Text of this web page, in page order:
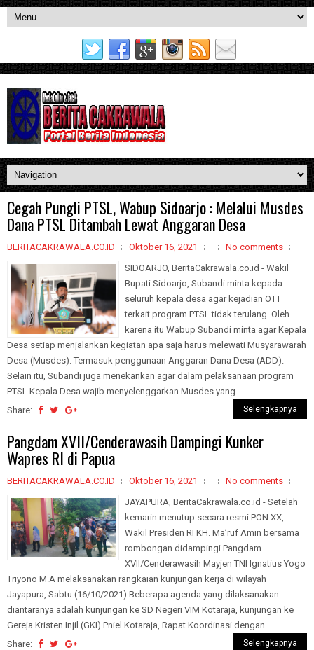
Cegah Pungli PTSL, Wabup Sidoarjo : Melalui Musdes
Dana PTSL Ditambah Lewat Anggaran Desa
BERITACAKRAWALA.CO.ID Oktober 16, 2021
No comments
SIDOARJO, BeritaCakrawala.co.id - Wakil
Bupati Sidoarjo, Subandi minta kepada
seluruh kepala desa agar kejadian OTT
terkait program PTSL tidak terulang. Oleh
karena itu Wabup Subandi minta agar Kepala
Desa setiap menjalankan kegiatan apa saja harus melewati Musyarawarah
Desa (Musdes). Termasuk penggunaan Anggaran Dana Desa (ADD).
Selain itu, Subandi juga menekankan agar dalam pelaksanaan program
PTSL Kepala Desa wajib menyelenggarkan Musdes yang...
Share:
Selengkapnya
Pangdam XVII/Cenderawasih Dampingi Kunker
Wapres RI di Papua
BERITACAKRAWALA.CO.ID Oktober 16, 2021
No comments
JAYAPURA, BeritaCakrawala.co.id - Setelah
kemarin menutup secara resmi PON XX,
Wakil Presiden RI KH. Ma’ruf Amin bersama
rombongan didampingi Pangdam
XVII/Cenderawasih Mayjen TNI Ignatius Yogo
Triyono M.A melaksanakan rangkaian kunjungan kerja di wilayah
Jayapura, Sabtu (16/10/2021).Beberapa agenda yang dilaksanakan
diantaranya adalah kunjungan ke SD Negeri VIM Kotaraja, kunjungan ke
Gereja Kristen Injil (GKI) Pniel Kotaraja, Rapat Koordinasi dengan...
Share:
Selengkapnya